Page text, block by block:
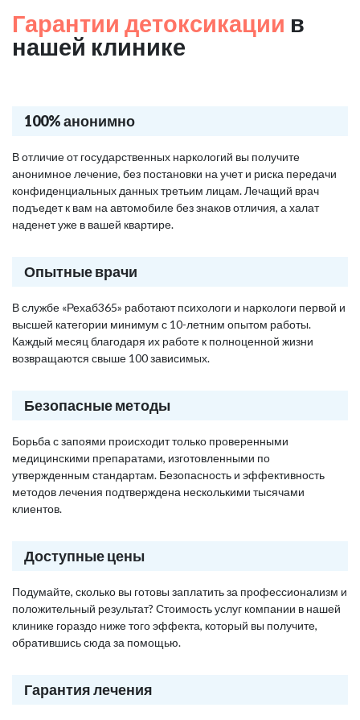
Гарантии детоксикации в
нашей клинике
100% анонимно
В отличие от государственных наркологий вы получите
анонимное лечение, без постановки на учет и риска передачи
конфиденциальных данных третьим лицам. Лечащий врач
подъедет к вам на автомобиле без знаков отличия, а халат
наденет уже в вашей квартире.
Опытные врачи
В службе «Рехаб365» работают психологи и наркологи первой и
высшей категории минимум с 10-летним опытом работы.
Каждый месяц благодаря их работе к полноценной жизни
возвращаются свыше 100 зависимых.
Безопасные методы
Борьба с запоями происходит только проверенными
медицинскими препаратами, изготовленными по
утвержденным стандартам. Безопасность и эффективность
методов лечения подтверждена несколькими тысячами
клиентов.
Доступные цены
Подумайте, сколько вы готовы заплатить за профессионализм и
положительный результат? Стоимость услуг компании в нашей
клинике гораздо ниже того эффекта, который вы получите,
обратившись сюда за помощью.
Гарантия лечения